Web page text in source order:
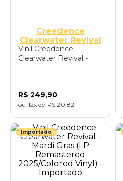
Creedence
Clearwater Revival
Vinil Creedence
Clearwater Revival -
Exclusive/Green Smoke
Vinyl) - Importado
R$ 249,90
12 R$ 20 82
Importado